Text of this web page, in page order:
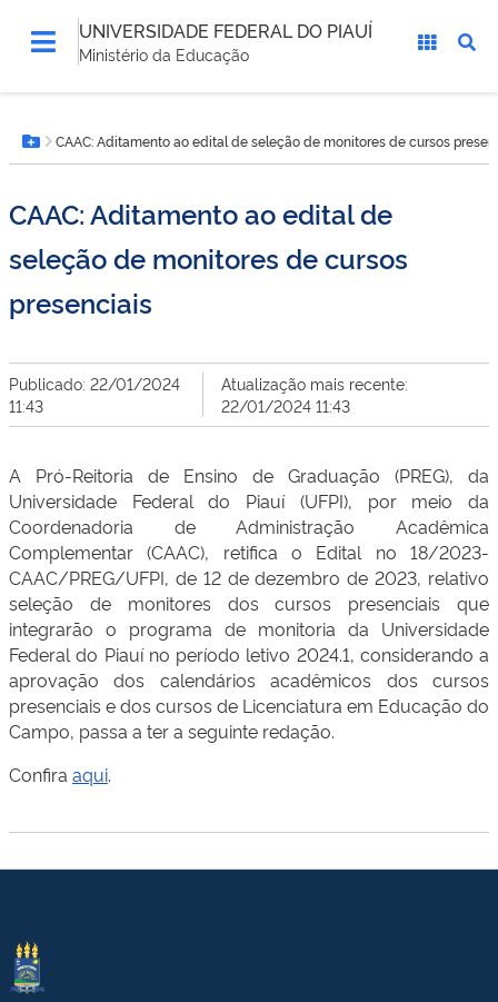
UNIVERSIDADE FEDERAL DO PIAUÍ
Ministério da Educação
está
aqui:Botão Menu
CAAC: Aditamento ao edital de seleção de monitores de cursos
CAAC: Aditamento ao edital de
seleção de monitores de cursos
presenciais
Publicado: 22/01/2024
11:43
Atualização mais recente:
22/01/2024 11:43
A Pró-Reitoria de Ensino de Graduação (PREG), da
Universidade Federal do Piauí (UFPI), por meio da
Coordenadoria de Administração Acadêmica
Complementar (CAAC), retifica o Edital no 18/2023-
CAAC/PREG/UFPI, de 12 de dezembro de 2023, relativo
seleção de monitores dos cursos presenciais que
integrarão o programa de monitoria da Universidade
Federal do Piauí no período letivo 2024.1, considerando a
aprovação dos calendários acadêmicos dos cursos
presenciais e dos cursos de Licenciatura em Educação do
Campo, passa a ter a seguinte redação.
Confira aqui.